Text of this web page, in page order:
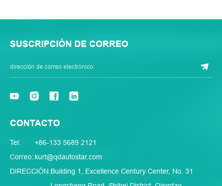
SUSCRIPCIÓN DE CORREO
CONTACTO
Tel:
+86-133 5689 2121
Correo: kurt@qdautostar.com
DIRECCIÓN:Building 1, Excellence Century Center, No. 31